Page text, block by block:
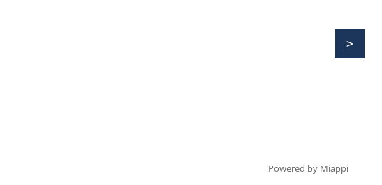
Powered by Miappi